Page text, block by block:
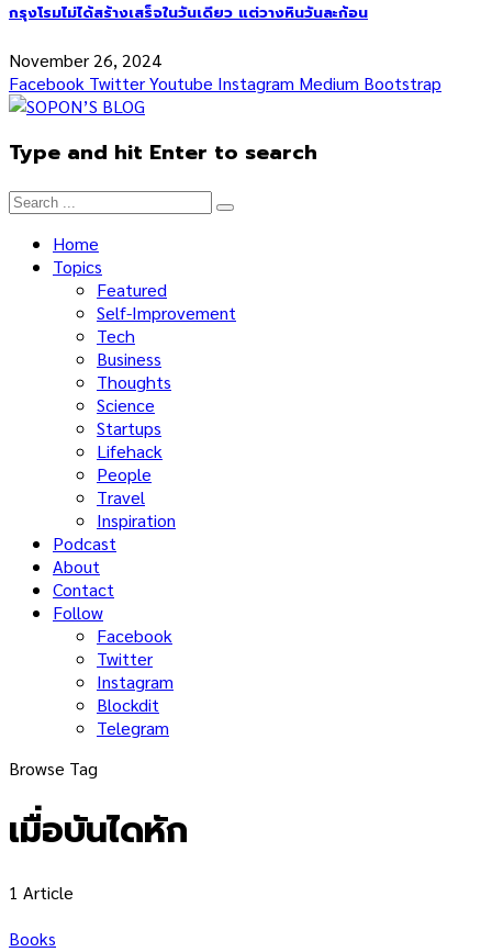
กรุงโรมไม่ได้สร้างเสร็จในวันเดียว แต่วางหินวันละก้อน
November 26, 2024
Facebook TwitterYoutube Instagram Medium Bootstrap
Type and hit Enter to search
Home
Topics
Featured
Self-Improvement
Tech
Business
Thoughts
Science
Startups
Lifehack
People
Travel
Inspiration
Podcast
About
Contact
Follow
Facebook
Twitter
Instagram
Blockdit
Telegram
Browse Tag
เมื่อบันไดหัก
1 Article
Books